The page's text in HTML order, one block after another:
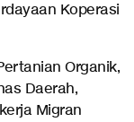
Koperasi
Organik,
Daerah,
Migran